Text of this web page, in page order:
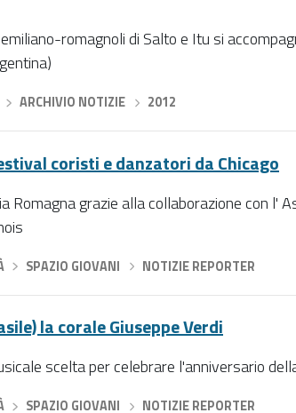
romagnoli di Salto e Itu si
ARCHIVIO NOTIZIE 2012
coristi e danzatori da Chicago
Romagna grazie alla collaborazione con l'
› SPAZIO GIOVANI NOTIZIE REPORTER
la corale Giuseppe Verdi
scelta per celebrare l'anniversario
› SPAZIO GIOVANI NOTIZIE REPORTER